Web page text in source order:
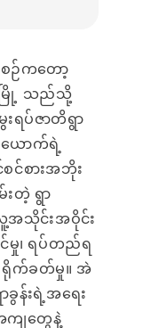
စဉ်ကတော့
မြို့ သည်သို့
ရပ်ဇာတိရွာ
ယောက်ရဲ့
င်စားအဘိုး
းတဲ့ ရွာ
အသိုင်းအဝိုင်း
င်မှု၊ ရပ်တည်ရ
ရိုက်ခတ်မှု။ အဲ
န်းရဲ့အရေး
ကျတွေနဲ့